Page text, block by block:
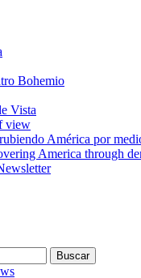
Bohemio
Vista
view
América por
America through